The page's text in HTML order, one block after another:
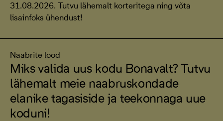
31.08.2026. Tutvu lähemalt korteritega ning võta
lisainfoks ühendust!
Naabrite lood
Miks valida uus kodu Bonavalt? Tutvu
lähemalt meie naabruskondade
elanike tagasiside ja teekonnaga uue
koduni!